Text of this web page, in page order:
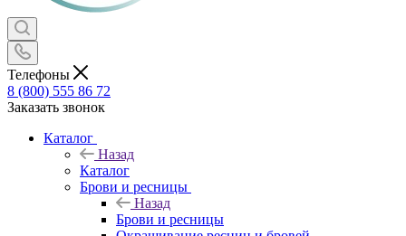
Телефоны
8 (800) 555 86 72
Заказать звонок
Каталог
Назад
Каталог
Брови и ресницы
Назад
Брови и ресницы